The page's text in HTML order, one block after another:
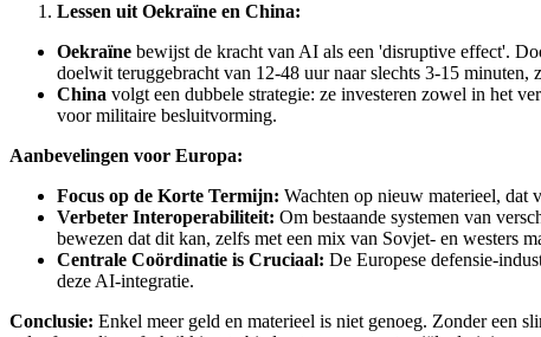
Lessen uit Oekraïne en China:
Oekraïne bewijst de kracht van AI als een 'disruptive effect'.
doelwit teruggebracht van 12-48 uur naar slechts 3-15 minuten,
China volgt een dubbele strategie: ze investeren zowel in het
voor militaire besluitvorming.
Aanbevelingen voor Europa:
Focus op de Korte Termijn: Wachten op nieuw materieel, dat
Verbeter Interoperabiliteit: Om bestaande systemen van
bewezen dat dit kan, zelfs met een mix van Sovjet- en westers
Centrale Coördinatie is Cruciaal: De Europese defensie-
deze AI-integratie.
Conclusie: Enkel meer geld en materieel is niet genoeg. Zonder een